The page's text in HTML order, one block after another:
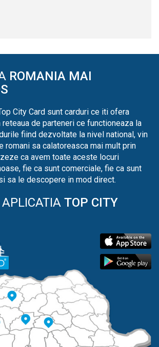
ROMANIA MAI
City Card sunt carduri ce iti ofera
de parteneri ce functioneaza la
fiind dezvoltate la nivel national, vin
romani sa calatoreasca mai mult prin
ca avem toate aceste locuri
fie ca sunt comerciale, fie ca sunt
sa le descopere in mod direct.
TOP CITY